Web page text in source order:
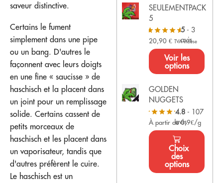
saveur distinctive.
Certains le fument
simplement dans une pipe
ou un bang. D'autres le
façonnent avec leurs doigts
en une fine « saucisse » de
haschisch et la placent dans
un joint pour un remplissage
solide. Certains cassent de
petits morceaux de
haschisch et les placent dans
un vaporisateur, tandis que
d'autres préfèrent le cuire.
Le haschisch est un
SEULEMENTPACK
5
5 - 3
avis
20,90€ TVA incluse
Voir les
options
GOLDEN
NUGGETS
4.8 - 107
avis
À partir de 0,9€/g
Choix
des
options